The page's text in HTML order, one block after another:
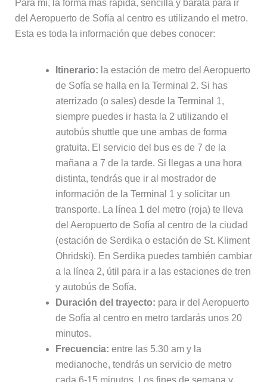
Para mí, la forma más rápida, sencilla y barata para ir
del Aeropuerto de Sofía al centro es utilizando el metro.
Esta es toda la información que debes conocer:
Itinerario: la estación de metro del Aeropuerto
de Sofía se halla en la Terminal 2. Si has
aterrizado (o sales) desde la Terminal 1,
siempre puedes ir hasta la 2 utilizando el
autobús shuttle que une ambas de forma
gratuita. El servicio del bus es de 7 de la
mañana a 7 de la tarde. Si llegas a una hora
distinta, tendrás que ir al mostrador de
información de la Terminal 1 y solicitar un
transporte. La línea 1 del metro (roja) te lleva
del Aeropuerto de Sofía al centro de la ciudad
(estación de Serdika o estación de St. Kliment
Ohridski). En Serdika puedes también cambiar
a la línea 2, útil para ir a las estaciones de tren
y autobús de Sofía.
Duración del trayecto: para ir del Aeropuerto
de Sofía al centro en metro tardarás unos 20
minutos.
Frecuencia: entre las 5.30 am y la
medianoche, tendrás un servicio de metro